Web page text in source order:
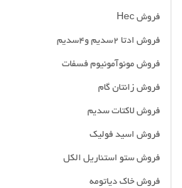
فروش Hec
فروش ادتا ۲سدیم و۴سدیم
فروش مونوآمونیوم فسفات
فروش زانتان گام
فروش لاکتات سدیم
فروش اسید فولیک
فروش ستو استئاریل الکل
فروش خاک دیاتومه